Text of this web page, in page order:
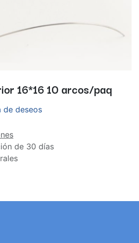
16*16 10 arcos/paq
de deseos
de 30 días